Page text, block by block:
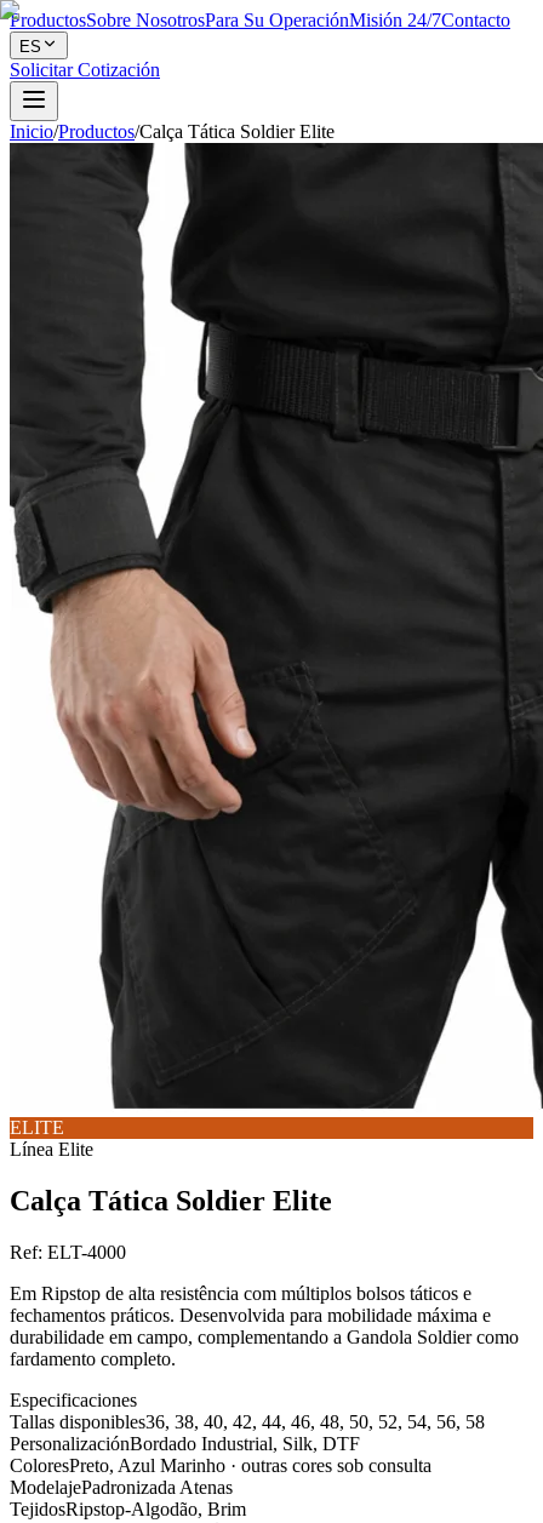
ProductosSobre NosotrosPara Su OperaciónMisión 24/7Contacto
ES
Solicitar Cotización
Inicio/Productos/Calça Tática Soldier Elite
ELITE
Línea Elite
Calça Tática Soldier Elite
Ref: ELT-4000
Em Ripstop de alta resistência com múltiplos bolsos táticos e
fechamentos práticos. Desenvolvida para mobilidade máxima e
durabilidade em campo, complementando a Gandola Soldier como
fardamento completo.
Especificaciones
Tallas disponibles36, 38, 40, 42, 44, 46, 48, 50, 52, 54, 56, 58
PersonalizaciónBordado Industrial, Silk, DTF
ColoresPreto, Azul Marinho · outras cores sob consulta
ModelajePadronizada Atenas
TejidosRipstop-Algodão, Brim